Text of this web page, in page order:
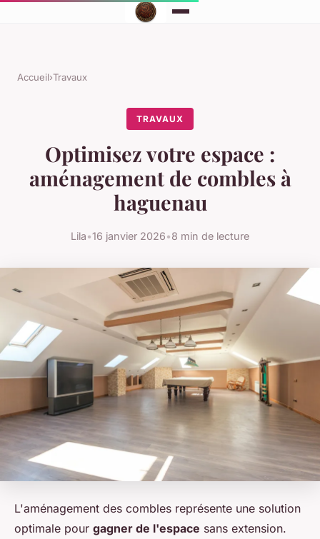
Accueil›Travaux
TRAVAUX
Optimisez votre espace :
aménagement de combles à
haguenau
Lila•16 janvier 2026•8 min de lecture
L'aménagement des combles représente une solution
optimale pour gagner de l'espace sans extension.